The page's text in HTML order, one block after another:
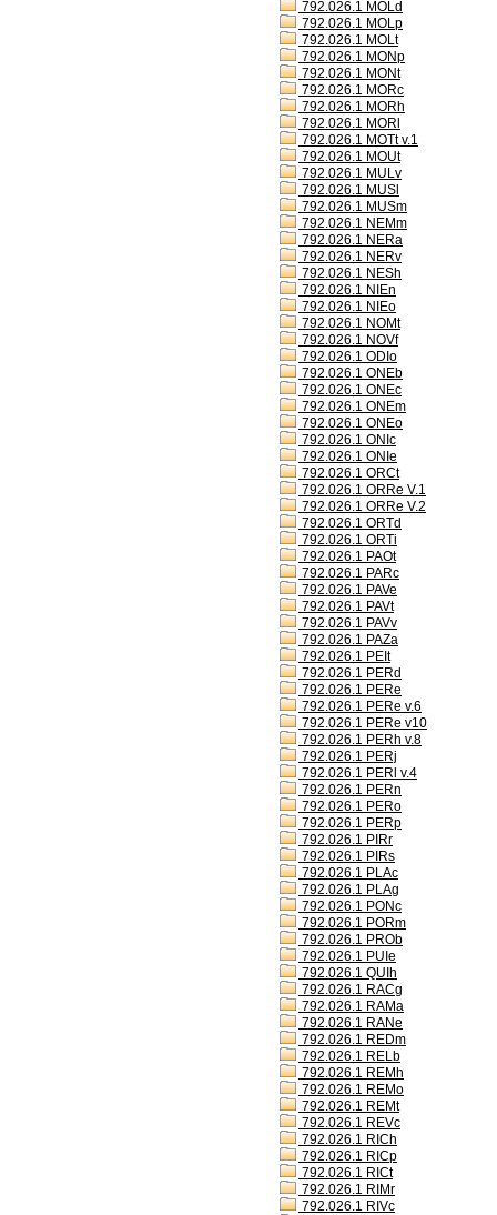
792.026.1 MOLd
792.026.1 MOLp
792.026.1 MOLt
792.026.1 MONp
792.026.1 MONt
792.026.1 MORc
792.026.1 MORh
792.026.1 MORl
792.026.1 MOTt v.1
792.026.1 MOUt
792.026.1 MULv
792.026.1 MUSl
792.026.1 MUSm
792.026.1 NEMm
792.026.1 NERa
792.026.1 NERv
792.026.1 NESh
792.026.1 NIEn
792.026.1 NIEo
792.026.1 NOMt
792.026.1 NOVf
792.026.1 ODIo
792.026.1 ONEb
792.026.1 ONEc
792.026.1 ONEm
792.026.1 ONEo
792.026.1 ONIc
792.026.1 ONIe
792.026.1 ORCt
792.026.1 ORRe V.1
792.026.1 ORRe V.2
792.026.1 ORTd
792.026.1 ORTi
792.026.1 PAOt
792.026.1 PARc
792.026.1 PAVe
792.026.1 PAVt
792.026.1 PAVv
792.026.1 PAZa
792.026.1 PEIt
792.026.1 PERd
792.026.1 PERe
792.026.1 PERe v.6
792.026.1 PERe v10
792.026.1 PERh v.8
792.026.1 PERj
792.026.1 PERl v.4
792.026.1 PERn
792.026.1 PERo
792.026.1 PERp
792.026.1 PIRr
792.026.1 PIRs
792.026.1 PLAc
792.026.1 PLAg
792.026.1 PONc
792.026.1 PORm
792.026.1 PROb
792.026.1 PUIe
792.026.1 QUIh
792.026.1 RACg
792.026.1 RAMa
792.026.1 RANe
792.026.1 REDm
792.026.1 RELb
792.026.1 REMh
792.026.1 REMo
792.026.1 REMt
792.026.1 REVc
792.026.1 RICh
792.026.1 RICp
792.026.1 RICt
792.026.1 RIMr
792.026.1 RIVc